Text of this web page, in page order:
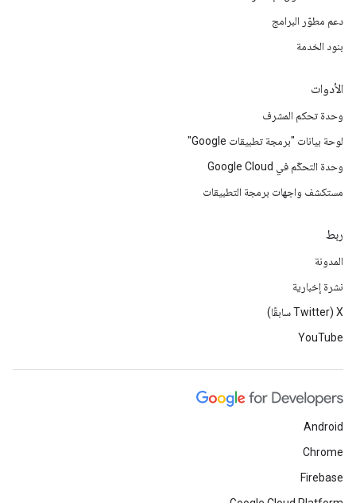
دعم مطوّر البرامج
بنود الخدمة
الأدوات
وحدة تحكم المشرف
لوحة بيانات "برمجة تطبيقات Google"
وحدة التحكّم في Google Cloud
مستكشف واجهات برمجة التطبيقات
ربط
المدونة
نشرة إخبارية
‫X ‏(Twitter سابقًا)
YouTube
Android
Chrome
Firebase